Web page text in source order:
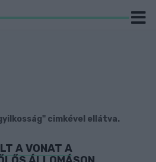
cimkével ellátva.
A VONAT A